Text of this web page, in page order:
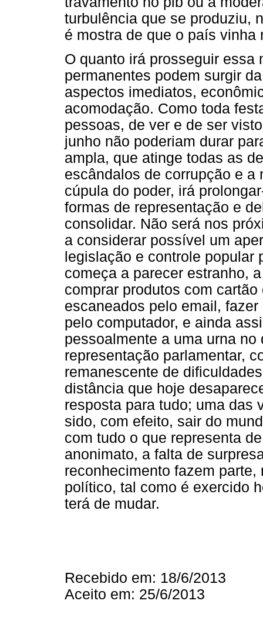
turbulência que se produziu,
é mostra de que o país vinha
O quanto irá prosseguir
permanentes podem surgir
aspectos imediatos,
acomodação. Como toda
pessoas, de ver e de ser
junho não poderiam durar
ampla, que atinge todas as
escândalos de corrupção e
cúpula do poder, irá
formas de representação e
consolidar. Não será nos
a considerar possível um
legislação e controle
começa a parecer estranho,
comprar produtos com
escaneados pelo email,
pelo computador, e ainda
pessoalmente a uma urna
representação parlamentar,
remanescente de
distância que hoje
resposta para tudo; uma das
sido, com efeito, sair do
com tudo o que representa
anonimato, a falta de
reconhecimento fazem
político, tal como é exercido
terá de mudar.
Recebido em: 18/6/2013
Aceito em: 25/6/2013